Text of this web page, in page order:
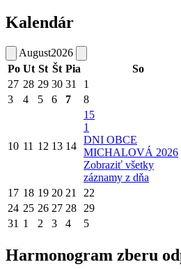
Kalendár
August2026
Po Ut St Št Pia So
27 28 29 30 31 1
3
4 5 6 7 8
10 11 12 13 14
15
1
DNI OBCE
MICHALOVÁ 2026
Zobraziť všetky
záznamy z dňa
17 18 19 20 21 22
24 25 26 27 28 29
31 1 2 3 4 5
Harmonogram zberu